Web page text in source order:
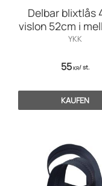
Delbar blixtlås
vislon 52cm i
YKK
55KR/st.
KAUFEN